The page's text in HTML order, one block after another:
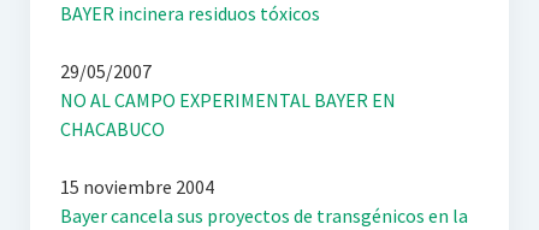
BAYER incinera residuos tóxicos
29/05/2007
NO AL CAMPO EXPERIMENTAL BAYER EN
CHACABUCO
15 noviembre 2004
Bayer cancela sus proyectos de transgénicos en la